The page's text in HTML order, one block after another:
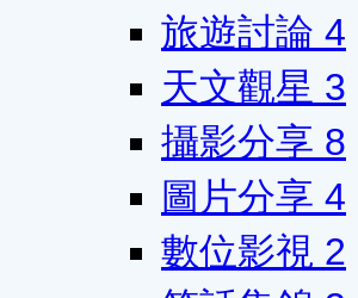
旅遊討論 4
天文觀星 3
攝影分享 8
圖片分享 4
數位影視 2